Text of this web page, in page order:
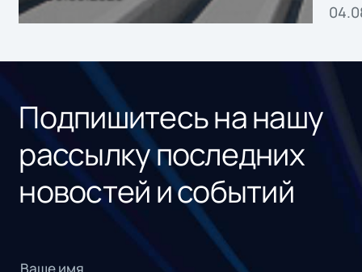
Подпишитесь на нашу
рассылку последних
новостей и событий